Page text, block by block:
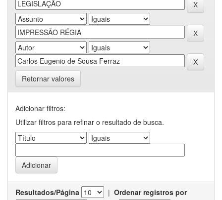
Retornar valores
Adicionar filtros:
Utilizar filtros para refinar o resultado de busca.
Resultados/Página | Ordenar registros por